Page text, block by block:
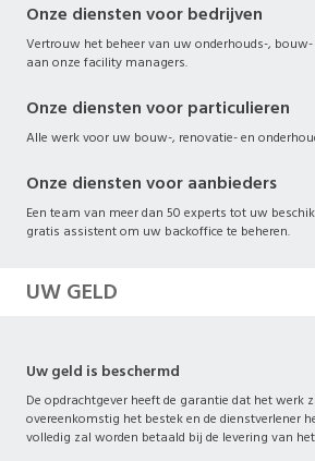
Onze diensten voor bedrijven
Vertrouw het beheer van uw onderhouds-,
aan onze facility managers.
Onze diensten voor particulieren
Alle werk voor uw bouw-, renovatie- en
Onze diensten voor aanbieders
Een team van meer dan 50 experts tot uw
gratis assistent om uw backoffice te beheren.
UW GELD
Uw geld is beschermd
De opdrachtgever heeft de garantie dat het werk
overeenkomstig het bestek en de dienstverlener
volledig zal worden betaald bij de levering van